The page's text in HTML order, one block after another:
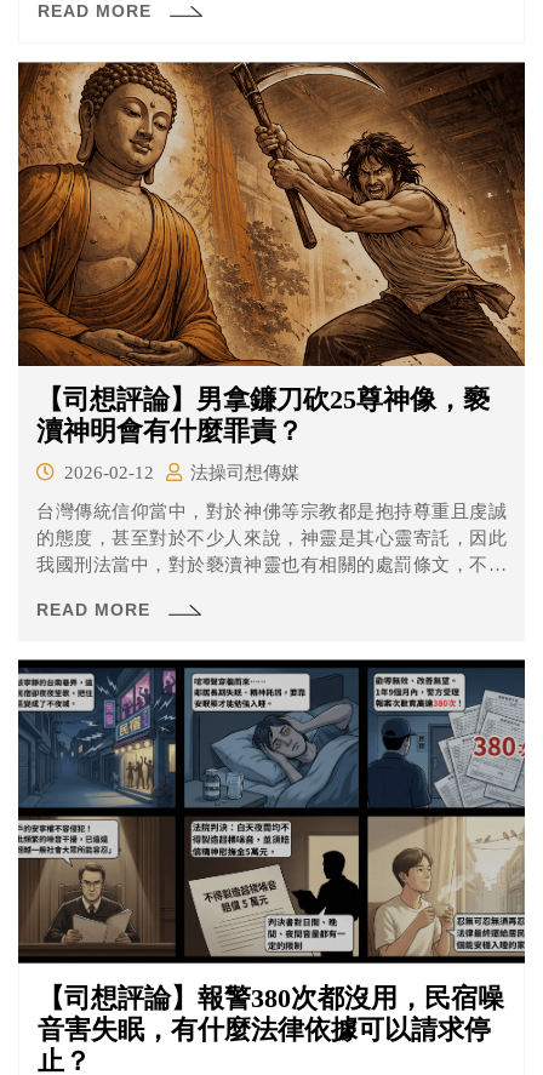
脅迫，並限制其行動，強行洗劫財物，手段相當兇殘。嘉
起公訴。
READ MORE
【司想評論】男拿鐮刀砍25尊神像，褻
瀆神明會有什麼罪責？
2026-02-12
法操司想傳媒
台灣傳統信仰當中，對於神佛等宗教都是抱持尊重且虔誠
的態度，甚至對於不少人來說，神靈是其心靈寄託，因此
我國刑法當中，對於褻瀆神靈也有相關的處罰條文，不過
READ MORE
【司想評論】報警380次都沒用，民宿噪
音害失眠，有什麼法律依據可以請求停
止？